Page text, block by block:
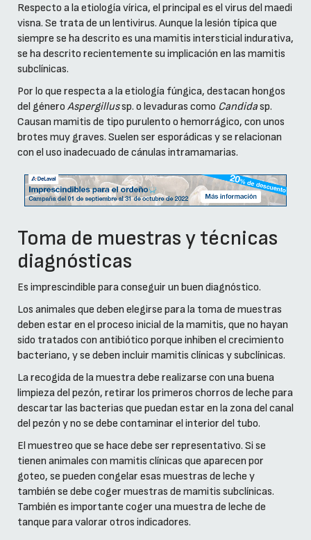
Respecto a la etiología vírica, el principal es el virus del maedi
visna. Se trata de un lentivirus. Aunque la lesión típica que
siempre se ha descrito es una mamitis intersticial indurativa,
se ha descrito recientemente su implicación en las mamitis
subclínicas.
Por lo que respecta a la etiología fúngica, destacan hongos
del género Aspergillussp. o levaduras como Candidasp.
Causan mamitis de tipo purulento o hemorrágico, con unos
brotes muy graves. Suelen ser esporádicas y se relacionan
con el uso inadecuado de cánulas intramamarias.
Toma de muestras y técnicas
diagnósticas
Es imprescindible para conseguir un buen diagnóstico.
Los animales que deben elegirse para la toma de muestras
deben estar en el proceso inicial de la mamitis, que no hayan
sido tratados con antibiótico porque inhiben el crecimiento
bacteriano, y se deben incluir mamitis clínicas y subclínicas.
La recogida de la muestra debe realizarse con una buena
limpieza del pezón, retirar los primeros chorros de leche para
descartar las bacterias que puedan estar en la zona del canal
del pezón y no se debe contaminar el interior del tubo.
El muestreo que se hace debe ser representativo. Si se
tienen animales con mamitis clínicas que aparecen por
goteo, se pueden congelar esas muestras de leche y
también se debe coger muestras de mamitis subclínicas.
También es importante coger una muestra de leche de
tanque para valorar otros indicadores.